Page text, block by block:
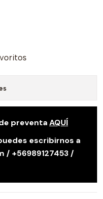
preventaAQUÍ
escribirnos a
/ +56989127453 /